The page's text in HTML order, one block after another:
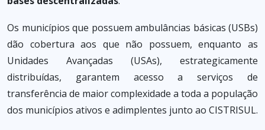
Os municípios que possuem ambulâncias básicas (USBs)
dão cobertura aos que não possuem, enquanto as
Unidades Avançadas (USAs), estrategicamente
distribuídas, garantem acesso a serviços de
transferência de maior complexidade a toda a população
dos municípios ativos e adimplentes junto ao CISTRISUL.